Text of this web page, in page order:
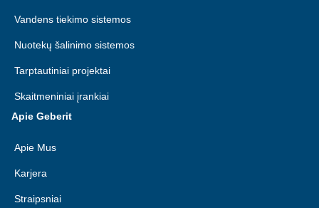
Vandens tiekimo sistemos
Nuotekų šalinimo sistemos
Tarptautiniai projektai
Skaitmeniniai įrankiai
Apie Geberit
Apie Mus
Karjera
Straipsniai